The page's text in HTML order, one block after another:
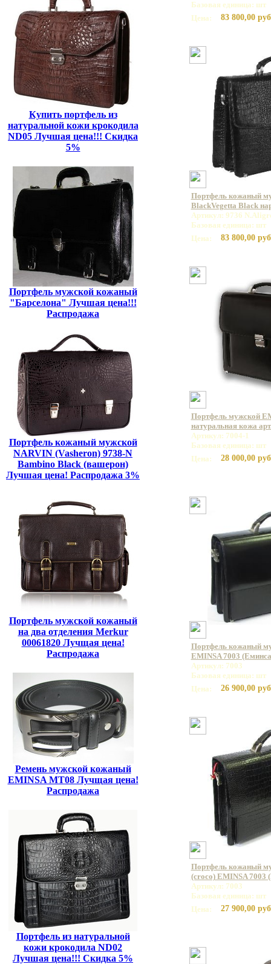
Купить портфель из
натуральной кожи крокодила
ND05 Лучшая цена!!! Скидка
5%
Портфель мужской кожаный
"Барселона" Лучшая цена!!!
Распродажа
Портфель кожаный мужской
NARVIN (Vasheron) 9738-N
Bambino Black (вашерон)
Лучшая цена! Распродажа 3%
Портфель мужской кожаный
на два отделения Merkur
00061820 Лучщая цена!
Распродажа
Ремень мужской кожаный
EMINSA MT08 Лучщая цена!
Распродажа
Портфель из натуральной
кожи крокодила ND02
Лучшая цена!!! Скидка 5%
Базовая единица: шт
Цена:
83 800,00
Портфель кожаный
BlackVegetta Black
Артикул: 9736
Базовая единица: шт
Цена:
83 800,00
Портфель мужской
натуральная кожа
Артикул: 7004-1
Базовая единица: шт
Цена:
28 000,00
Портфель кожаный
EMINSA 7003
Артикул: 7003
Базовая единица: шт
Цена:
26 900,00
Портфель кожаный
(croco) EMINSA 7003
Артикул: 7003
Базовая единица: шт
Цена:
27 900,00